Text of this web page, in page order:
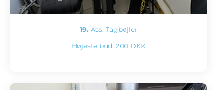
19. Ass. Tagbøjler
Højeste bud: 200 DKK